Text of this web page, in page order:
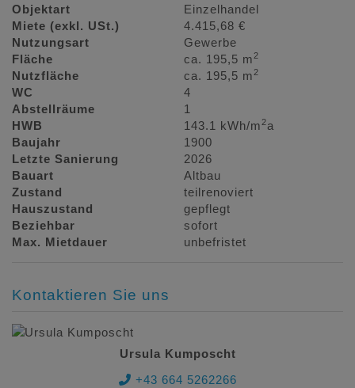
Objektart
Einzelhandel
Miete (exkl. USt.)
4.415,68 €
Nutzungsart
Gewerbe
Fläche
ca. 195,5 m2
Nutzfläche ca. 195,5 m2
WC
4
Abstellräume
1
HWB
143.1 kWh/m2a
Baujahr
1900
Letzte Sanierung
2026
Bauart
Altbau
Zustand
teilrenoviert
Hauszustand
gepflegt
Beziehbar
sofort
Max. Mietdauer
unbefristet
Kontaktieren Sie uns
Ursula Kumposcht
+43 664 5262266